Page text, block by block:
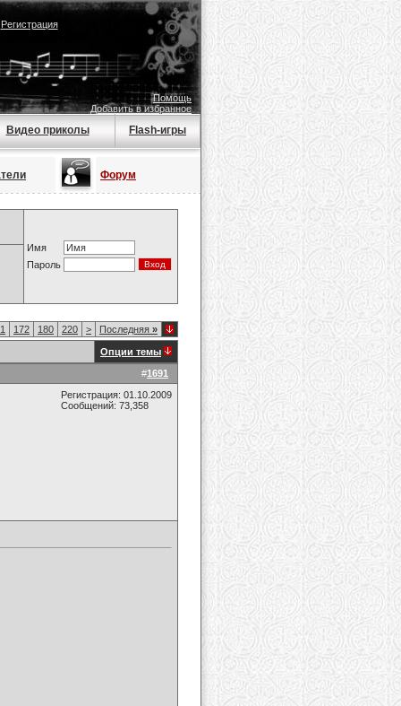
Регистрация
Помощь
Добавить в избранное
Видео приколы Flash-игры
Форум
Имя
Пароль
172 180 220 > Последняя »
Опции темы
#1691
Регистрация: 01.10.2009
Сообщений: 73,358